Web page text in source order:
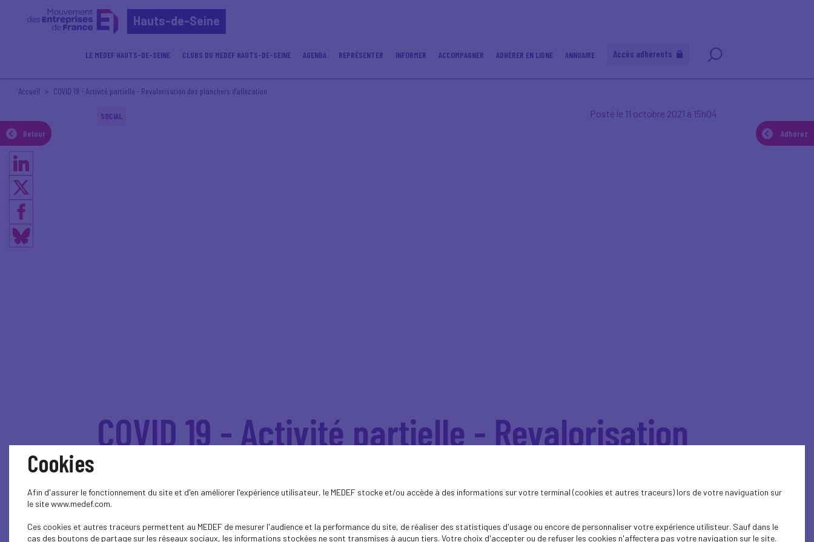
Hauts-de-Seine
LE MEDEF HAUTS-DE-SEINE CLUBS DU MEDEF HAUTS-DE-SEINE AGENDA REPRÉSENTER INFORMER ACCOMPAGNER ADHÉRER EN LIGNE ANNUAIRE Accès adhérents
Retour Adhérez
Accueil COVID 19 - Activité partielle - Revalorisation des planchers d’allocation
SOCIAL Posté le 11 octobre 2021 à 15h04
COVID 19 - Activité partielle - Revalorisation
compte tenu de la revalorisation du SMIC
Cookies
Afin d'assurer le fonctionnement du site et d'en améliorer l'expérience utilisateur, le MEDEF stocke et/ou accède à des informations sur votre terminal (cookies et autres traceurs) lors de votre naviguation sur
le site www.medef.com.
Ces cookies et autres traceurs permettent au MEDEF de mesurer l'audience et la performance du site, de réaliser des statistiques d'usage ou encore de personnaliser votre expérience utilisteur. Sauf dans le
cas des boutons de partage sur les réseaux sociaux, les informations stockées ne sont transmises à aucun tiers. Votre choix d'accepter ou de refuser les cookies n'affectera pas votre navigation sur le site.